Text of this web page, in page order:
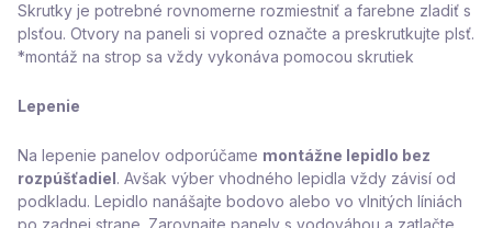
Súbory cookie nám pomáhajú pri poskytovaní služieb
pre vás. Umožňujú spoznať a zapamätať si vaše
preferencie.
Nastaviť
Skrutky je potrebné rovnomerne rozmiestniť a farebne zladiť s
plsťou. Otvory na paneli si vopred označte a preskrutkujte plsť.
*montáž na strop sa vždy vykonáva pomocou skrutiek
Lepenie
Na lepenie panelov odporúčame montážne lepidlo bez
rozpúšťadiel. Avšak výber vhodného lepidla vždy závisí od
podkladu. Lepidlo nanášajte bodovo alebo vo vlnitých líniách